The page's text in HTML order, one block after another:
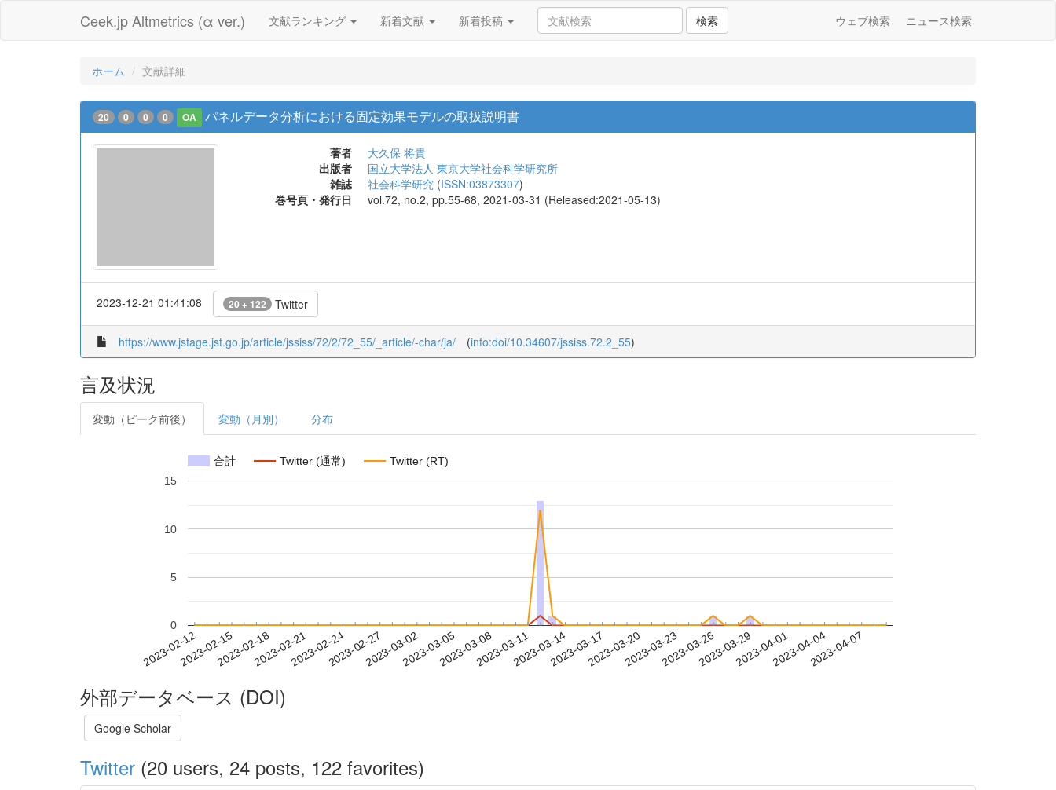
Ceek.jp Altmetrics (α ver.) 文献ランキング 新着文献 新着投稿 検索 ウェブ検索 ニュース検索
ホーム 文献詳細
20 0 0 0 OA パネルデータ分析における固定効果モデルの取扱説明書
著者
大久保 将貴
出版者
国立大学法人 東京大学社会科学研究所
雑誌
社会科学研究 (ISSN:03873307)
巻号頁・発行日
vol.72, no.2, pp.55-68, 2021-03-31 (Released:2021-05-13)
2023-12-21 01:41:08 20 + 122 Twitter
https://www.jstage.jst.go.jp/article/jssiss/72/2/72_55/_article/-char/ja/ (info:doi/10.34607/jssiss.72.2_55)
言及状況
変動（ピーク前後） 変動（月別） 分布
合計 Twitter (通常) Twitter (RT)
2023-02-122023-02-152023-02-182023-02-212023-02-242023-02-272023-03-022023-03-052023-03-082023-03-112023-03-142023-03-172023-03-202023-03-232023-03-262023-03-292023-04-012023-04-042023-04-07
0
5
10
15
外部データベース (DOI)
Google Scholar
Twitter (20 users, 24 posts, 122 favorites)